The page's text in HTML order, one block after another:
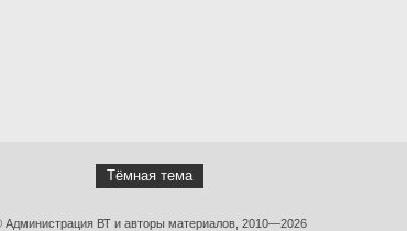
Тёмная тема
Администрация ВТ и авторы материалов, 2010—2026